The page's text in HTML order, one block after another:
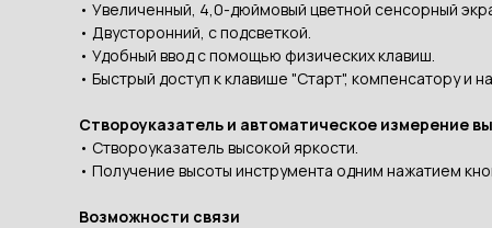
• Увеличенный, 4,0-дюймовый цветной сенсорный
• Двусторонний, с подсветкой.
• Удобный ввод с помощью физических клавиш.
• Быстрый доступ к клавише "Старт", компенсатору
Створоуказатель и автоматическое измерение
• Створоуказатель высокой яркости.
• Получение высоты инструмента одним нажатием
Возможности связи